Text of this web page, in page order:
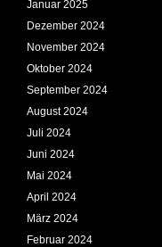
Januar 2025
Dezember 2024
November 2024
Oktober 2024
September 2024
August 2024
Juli 2024
Juni 2024
Mai 2024
April 2024
März 2024
Februar 2024